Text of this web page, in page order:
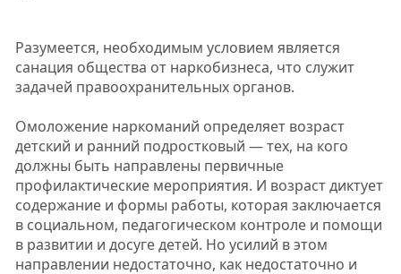
Разумеется, необходимым условием является
санация общества от наркобизнеса, что служит
задачей правоохранительных органов.
Омоложение наркоманий определяет возраст
детский и ранний подростковый — тех, на кого
должны быть направлены первичные
профилактические мероприятия. И возраст диктует
содержание и формы работы, которая заключается
в социальном, педагогическом контроле и помощи
в развитии и досуге детей. Но усилий в этом
направлении недостаточно, как недостаточно и